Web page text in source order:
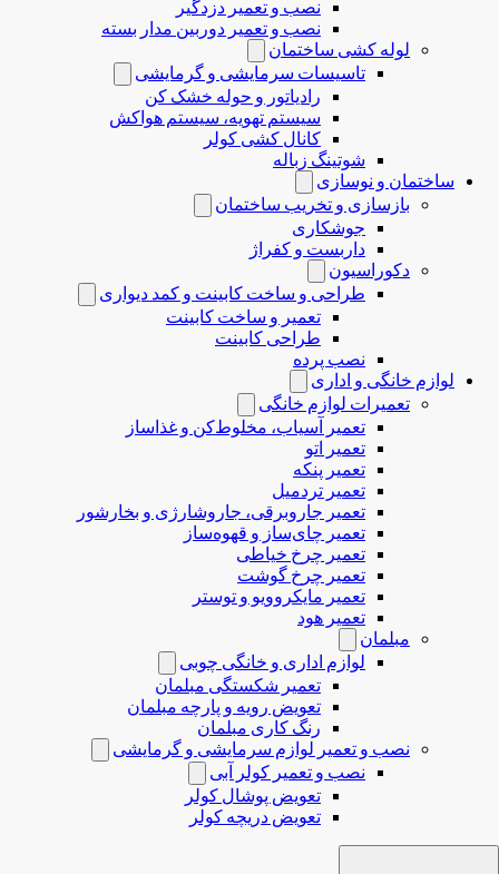
نصب و تعمیر دزدگیر
نصب و تعمیر دوربین مدار بسته
لوله کشی ساختمان
تاسیسات سرمایشی و گرمایشی
رادیاتور و حوله خشک کن
سیستم تهویه، سیستم هواکش
کانال کشی کولر
شوتینگ زباله
ساختمان و نوسازی
بازسازی و تخریب ساختمان
جوشکاری
داربست و کفراژ
دکوراسیون
طراحی و ساخت کابینت و کمد دیواری
تعمیر و ساخت کابینت
طراحی کابینت
نصب پرده
لوازم خانگی و اداری
تعمیرات لوازم خانگی
تعمیر آسیاب، مخلوط‌کن و غذاساز
تعمیر اتو
تعمیر پنکه
تعمیر تردمیل
تعمیر جاروبرقی، جاروشارژی و بخارشور
تعمیر چای‌ساز و قهوه‌ساز
تعمیر چرخ خیاطی
تعمیر چرخ گوشت
تعمیر مایکروویو و توستر
تعمیر هود
مبلمان
لوازم اداری و خانگی چوبی
تعمیر شکستگی مبلمان
تعویض رویه و پارچه مبلمان
رنگ کاری مبلمان
نصب و تعمیر لوازم سرمایشی و گرمایشی
نصب و تعمیر کولر آبی
تعویض پوشال کولر
تعویض دریچه کولر